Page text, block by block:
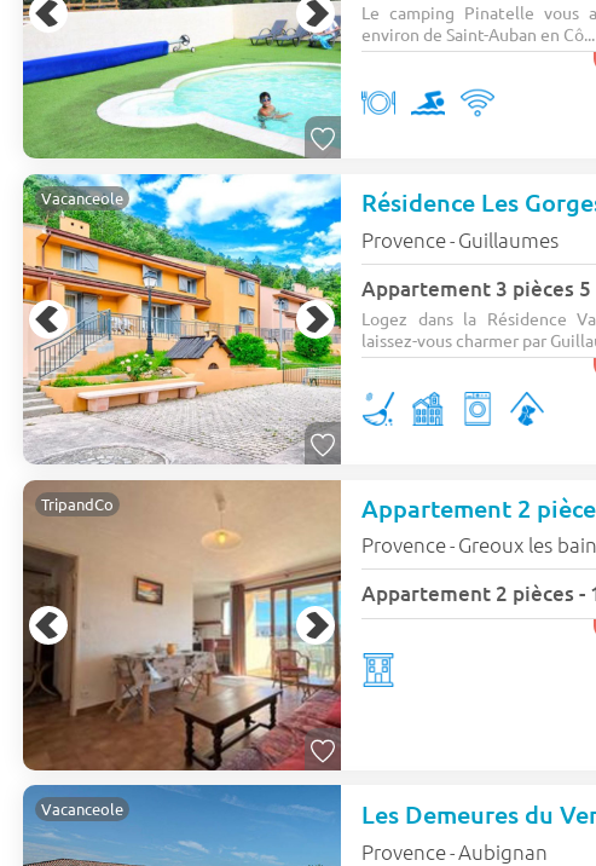
Le camping Pinatelle vous
environ de Saint-Auban en Cô...
Vacanceole Résidence Les
Provence- Guillaumes
Appartement 3 pièces 5
Logez dans la Résidence
laissez-vous charmer par
TripandCo
Provence- Greoux les
Vacanceole Les Demeures du
Provence-Aubignan